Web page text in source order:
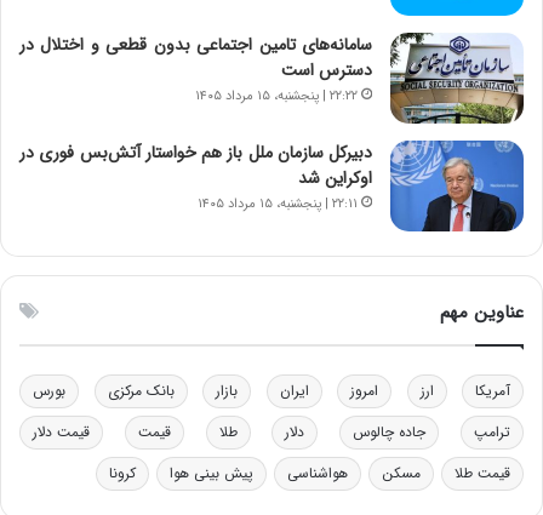
م
ق
ا
ب
چ
ی
ن
ق
ا
ی
س
سامانه‌های تامین اجتماعی بدون قطعی و اختلال در
دسترس است
۲۲:۲۲ | پنجشنبه، ۱۵ مرداد ۱۴۰۵
دبیرکل سازمان ملل باز هم خواستار آتش‌بس فوری در
اوکراین شد
۲۲:۱۱ | پنجشنبه، ۱۵ مرداد ۱۴۰۵
عناوین مهم
آمریکا ارز امروز ایران بازار بانک مرکزی
بورس
ترامپ
جاده چالوس دلار طلا قیمت
قیمت دلار
قیمت طلا
مسکن هواشناسی پیش بینی هوا کرونا